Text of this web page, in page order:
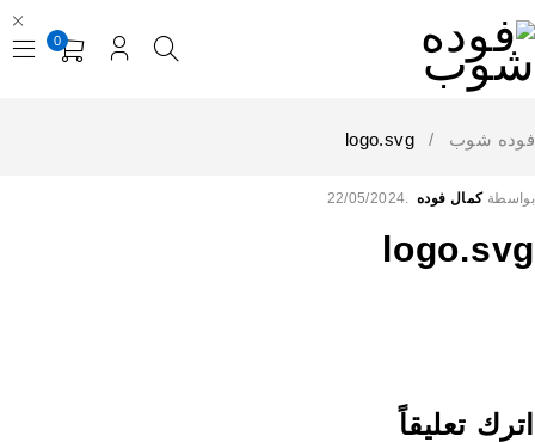
0
فوده شوب /
logo.svg
بواسطة كمال فوده 22/05/2024
logo.svg
اترك تعليقاً